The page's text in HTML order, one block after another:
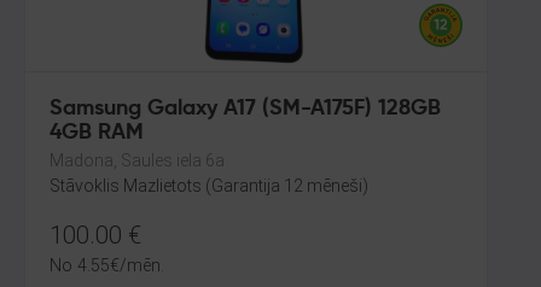
Samsung Galaxy A17 (SM-A175F) 128GB
4GB RAM
Madona, Saules iela 6a
Stāvoklis Mazlietots (Garantija 12 mēneši)
100.00 €
No 4.55€/mēn.